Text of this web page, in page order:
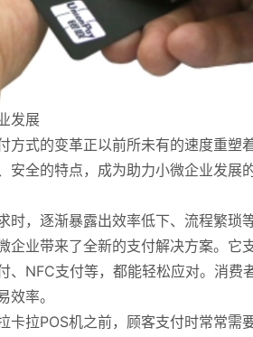
发展
方式的变革正以前所未有的速度重塑
全的特点，成为助力小微企业发展
时，逐渐暴露出效率低下、流程繁琐
企业带来了全新的支付解决方案。它
、NFC支付等，都能轻松应对。消费
率。
卡拉POS机之前，顾客支付时常常需